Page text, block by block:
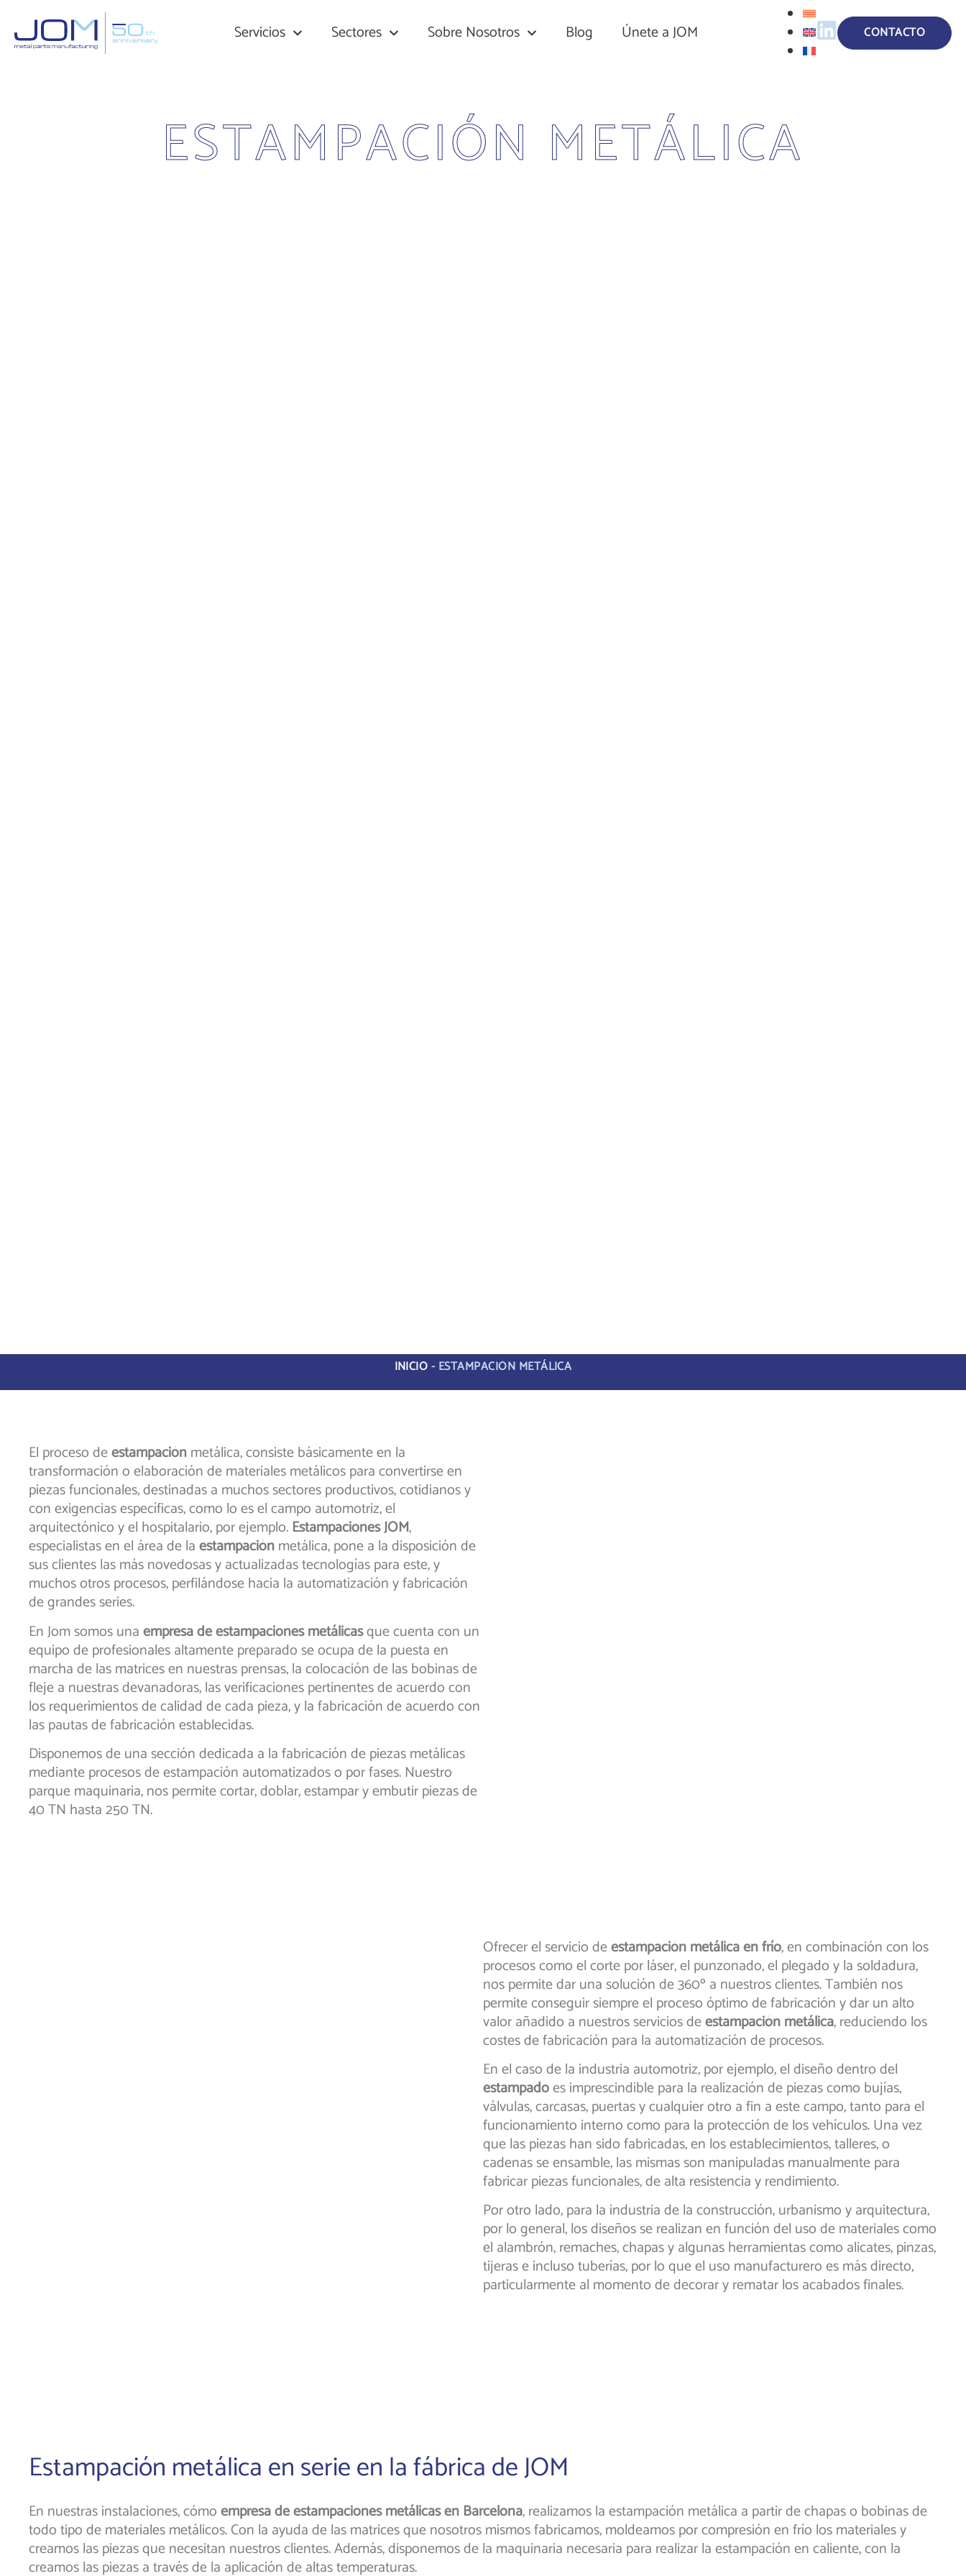
Servicios Sectores Sobre Nosotros Blog Únete a JOM CONTACTO
ESTAMPACIÓN METÁLICA
INICIO-ESTAMPACIÓN METÁLICA
El proceso deestampaciónmetálica, consiste básicamente en la
transformación o elaboración de materiales metálicos para convertirse en
piezas funcionales, destinadas a muchos sectores productivos, cotidianos y
con exigencias específicas, como lo es el campo automotriz, el
arquitectónico y el hospitalario, por ejemplo. Estampaciones JOM,
especialistas en el área de laestampaciónmetálica, pone a la disposición de
sus clientes las más novedosas y actualizadas tecnologías para este, y
muchos otros procesos, perfilándose hacia la automatización y fabricación
de grandes series.
En Jom somos unaempresa de estampaciones metálicasque cuenta con un
equipo de profesionales altamente preparado se ocupa de la puesta en
marcha de las matrices en nuestras prensas, la colocación de las bobinas de
fleje a nuestras devanadoras, las verificaciones pertinentes de acuerdo con
los requerimientos de calidad de cada pieza, y la fabricación de acuerdo con
las pautas de fabricación establecidas.
Disponemos de una sección dedicada a la fabricación de piezas metálicas
mediante procesos de estampación automatizados o por fases. Nuestro
parque maquinaria, nos permite cortar, doblar, estampar y embutir piezas de
40 TN hasta 250 TN.
Ofrecer el servicio deestampación metálica en frío, en combinación con los
procesos como el corte por láser, el punzonado, el plegado y la soldadura,
nos permite dar una solución de 360º a nuestros clientes. También nos
permite conseguir siempre el proceso óptimo de fabricación y dar un alto
valor añadido a nuestros servicios deestampación metálica, reduciendo los
costes de fabricación para la automatización de procesos.
En el caso de la industria automotriz, por ejemplo, el diseño dentro del
estampadoes imprescindible para la realización de piezas como bujías,
válvulas, carcasas, puertas y cualquier otro a fin a este campo, tanto para el
funcionamiento interno como para la protección de los vehículos. Una vez
que las piezas han sido fabricadas, en los establecimientos, talleres, o
cadenas se ensamble, las mismas son manipuladas manualmente para
fabricar piezas funcionales, de alta resistencia y rendimiento.
Por otro lado, para la industria de la construcción, urbanismo y arquitectura,
por lo general, los diseños se realizan en función del uso de materiales como
el alambrón, remaches, chapas y algunas herramientas como alicates, pinzas,
tijeras e incluso tuberías, por lo que el uso manufacturero es más directo,
particularmente al momento de decorar y rematar los acabados finales.
Estampación metálica en serie en la fábrica de JOM
En nuestras instalaciones, cómoempresa de estampaciones metálicas en Barcelona, realizamos la estampación metálica a partir de chapas o bobinas de
todo tipo de materiales metálicos. Con la ayuda de las matrices que nosotros mismos fabricamos, moldeamos por compresión en frío los materiales y
creamos las piezas que necesitan nuestros clientes. Además, disponemos de la maquinaria necesaria para realizar la estampación en caliente, con la
creamos las piezas a través de la aplicación de altas temperaturas.